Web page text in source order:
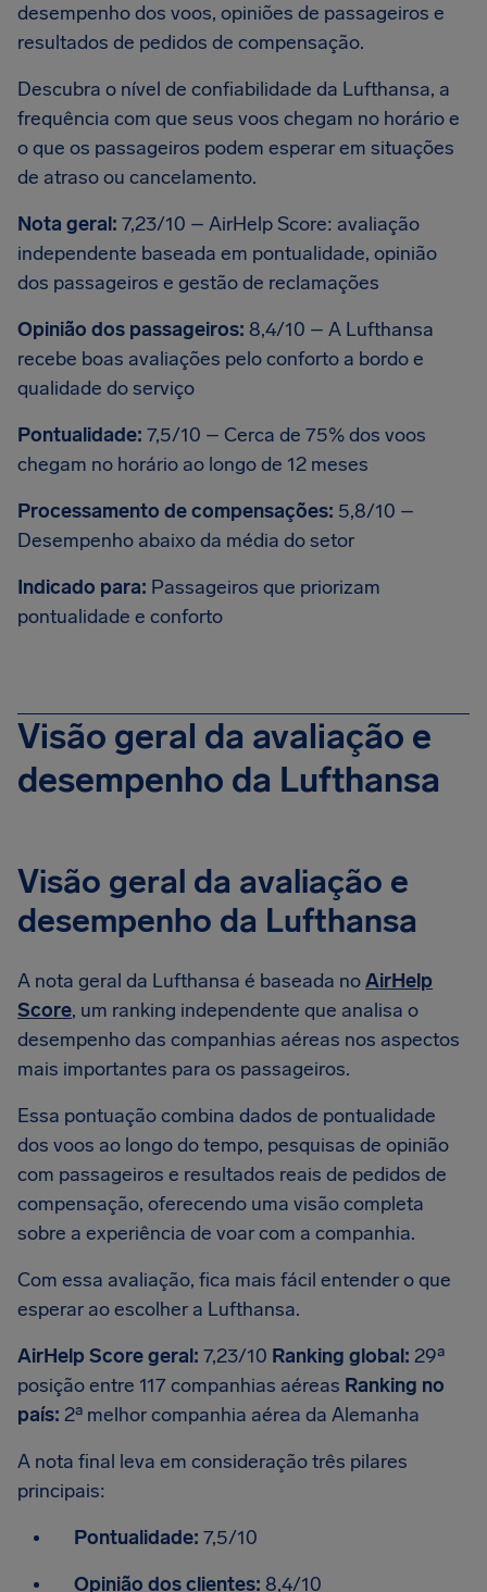
desempenho dos voos, opiniões de passageiros e
resultados de pedidos de compensação.
Descubra o nível de confiabilidade da Lufthansa, a
frequência com que seus voos chegam no horário e
o que os passageiros podem esperar em situações
de atraso ou cancelamento.
Nota geral: 7,23/10 – AirHelp Score: avaliação
independente baseada em pontualidade, opinião
dos passageiros e gestão de reclamações
Opinião dos passageiros: 8,4/10 – A Lufthansa
recebe boas avaliações pelo conforto a bordo e
qualidade do serviço
Pontualidade: 7,5/10 – Cerca de 75% dos voos
chegam no horário ao longo de 12 meses
Processamento de compensações: 5,8/10 –
Desempenho abaixo da média do setor
Indicado para: Passageiros que priorizam
pontualidade e conforto
Visão geral da avaliação e
desempenho da Lufthansa
Visão geral da avaliação e
desempenho da Lufthansa
A nota geral da Lufthansa é baseada noAirHelp
Score, um ranking independente que analisa o
desempenho das companhias aéreas nos aspectos
mais importantes para os passageiros.
Essa pontuação combina dados de pontualidade
dos voos ao longo do tempo, pesquisas de opinião
com passageiros e resultados reais de pedidos de
compensação, oferecendo uma visão completa
sobre a experiência de voar com a companhia.
Com essa avaliação, fica mais fácil entender o que
esperar ao escolher a Lufthansa.
AirHelp Score geral: 7,23/10 Ranking global: 29ª
posição entre 117 companhias aéreas Ranking no
país: 2ª melhor companhia aérea da Alemanha
A nota final leva em consideração três pilares
principais:
Pontualidade: 7,5/10
Opinião dos clientes: 8,4/10